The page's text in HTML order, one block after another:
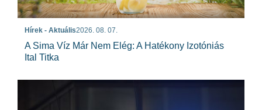
Hírek - Aktuális2026. 08. 07.
A Sima Víz Már Nem Elég: A Hatékony Izotóniás
Ital Titka